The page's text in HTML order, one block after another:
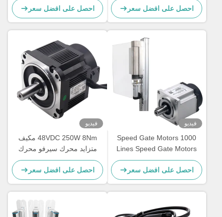
احصل على افضل سعر
احصل على افضل سعر
فيديو
Speed ​​Gate Motors 1000
Lines Speed ​​Gate Motors
0.64Nm محرك سيرفو
3000RPM
احصل على افضل سعر
فيديو
48VDC 250W 8Nm مكيف
متزايد محرك سيرفو محرك
دورة محرك سيرفو محرك DC
منخفض الجهد
احصل على افضل سعر